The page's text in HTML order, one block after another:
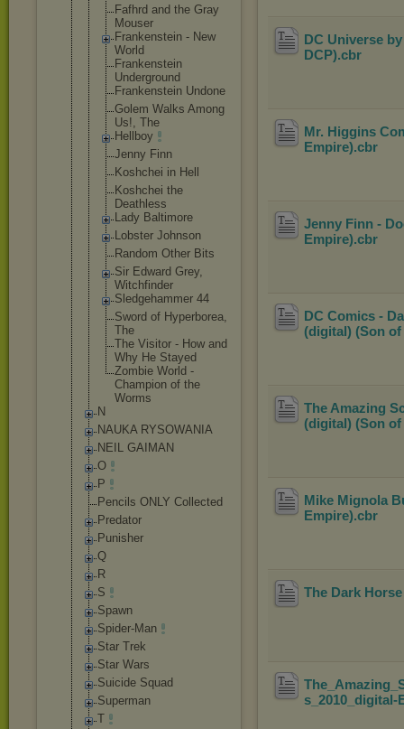
Fafhrd and the Gray
Mouser
Frankenstein - New
World
Frankenstein
Underground
Frankenstein Undone
Golem Walks Among
Us!, The
Hellboy
Jenny Finn
Koshchei in Hell
Koshchei the
Deathless
Lady Baltimore
Lobster Johnson
Random Other Bits
Sir Edward Grey,
Witchfinder
Sledgehammer 44
Sword of Hyperborea,
The
The Visitor - How and
Why He Stayed
Zombie World -
Champion of the
Worms
N
NAUKA RYSOWANIA
NEIL GAIMAN
O
P
Pencils ONLY Collected
Predator
Punisher
Q
R
S
Spawn
Spider-Man
Star Trek
Star Wars
Suicide Squad
Superman
T
DC Universe
DCP).cbr
Mr. Higgins
Empire).cbr
Jenny Finn -
Empire).cbr
DC Comics -
(digital) (Son
The Amazing
(digital) (Son
Mike Mignola
Empire).cbr
The Dark
s_2010_digital-